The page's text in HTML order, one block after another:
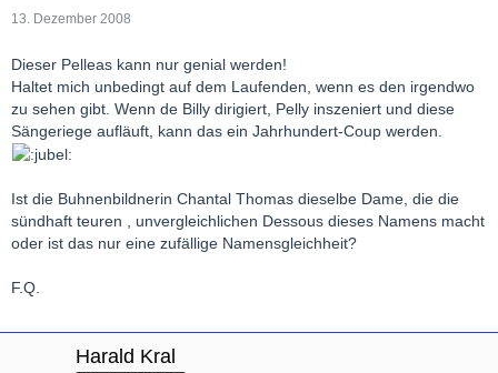
13. Dezember 2008
Dieser Pelleas kann nur genial werden!
Haltet mich unbedingt auf dem Laufenden, wenn es den irgendwo
zu sehen gibt. Wenn de Billy dirigiert, Pelly inszeniert und diese
Sängeriege aufläuft, kann das ein Jahrhundert-Coup werden.
Ist die Buhnenbildnerin Chantal Thomas dieselbe Dame, die die
sündhaft teuren , unvergleichlichen Dessous dieses Namens macht
oder ist das nur eine zufällige Namensgleichheit?
F.Q.
Harald Kral